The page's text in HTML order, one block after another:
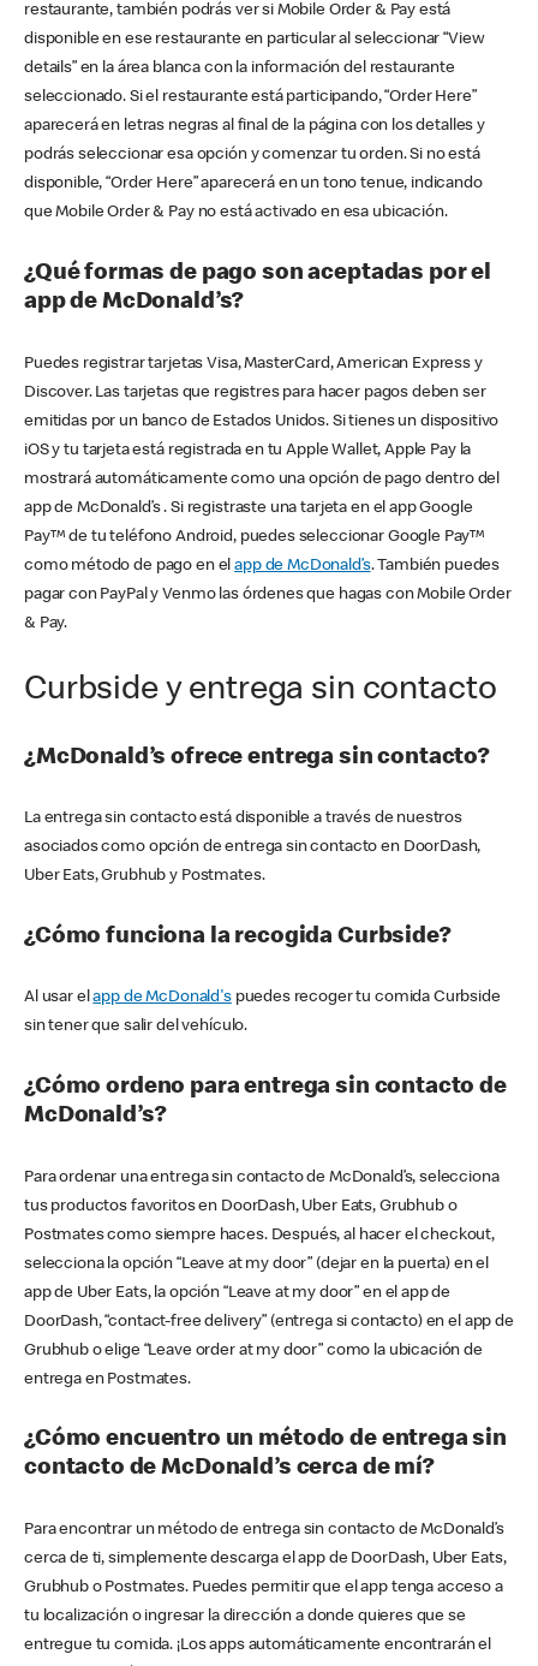
restaurante, también podrás ver si Mobile Order & Pay está
disponible en ese restaurante en particular al seleccionar “View
details” en la área blanca con la información del restaurante
seleccionado. Si el restaurante está participando, “Order Here”
aparecerá en letras negras al final de la página con los detalles y
podrás seleccionar esa opción y comenzar tu orden. Si no está
disponible, “Order Here” aparecerá en un tono tenue, indicando
que Mobile Order & Pay no está activado en esa ubicación.
¿Qué formas de pago son aceptadas por el
app de McDonald’s?
Puedes registrar tarjetas Visa, MasterCard, American Express y
Discover. Las tarjetas que registres para hacer pagos deben ser
emitidas por un banco de Estados Unidos. Si tienes un dispositivo
iOS y tu tarjeta está registrada en tu Apple Wallet, Apple Pay la
mostrará automáticamente como una opción de pago dentro del
app de McDonald’s . Si registraste una tarjeta en el app Google
Pay™ de tu teléfono Android, puedes seleccionar Google Pay™
como método de pago en elapp de McDonald’s. También puedes
pagar con PayPal y Venmo las órdenes que hagas con Mobile Order
& Pay.
Curbside y entrega sin contacto
¿McDonald’s ofrece entrega sin contacto?
La entrega sin contacto está disponible a través de nuestros
asociados como opción de entrega sin contacto en DoorDash,
Uber Eats, Grubhub y Postmates.
¿Cómo funciona la recogida Curbside?
Al usar elapp de McDonald'spuedes recoger tu comida Curbside
sin tener que salir del vehículo.
¿Cómo ordeno para entrega sin contacto de
McDonald’s?
Para ordenar una entrega sin contacto de McDonald’s, selecciona
tus productos favoritos en DoorDash, Uber Eats, Grubhub o
Postmates como siempre haces. Después, al hacer el checkout,
selecciona la opción “Leave at my door” (dejar en la puerta) en el
app de Uber Eats, la opción “Leave at my door” en el app de
DoorDash, “contact-free delivery” (entrega si contacto) en el app de
Grubhub o elige “Leave order at my door” como la ubicación de
entrega en Postmates.
¿Cómo encuentro un método de entrega sin
contacto de McDonald’s cerca de mí?
Para encontrar un método de entrega sin contacto de McDonald’s
cerca de ti, simplemente descarga el app de DoorDash, Uber Eats,
Grubhub o Postmates. Puedes permitir que el app tenga acceso a
tu localización o ingresar la dirección a donde quieres que se
entregue tu comida. ¡Los apps automáticamente encontrarán el